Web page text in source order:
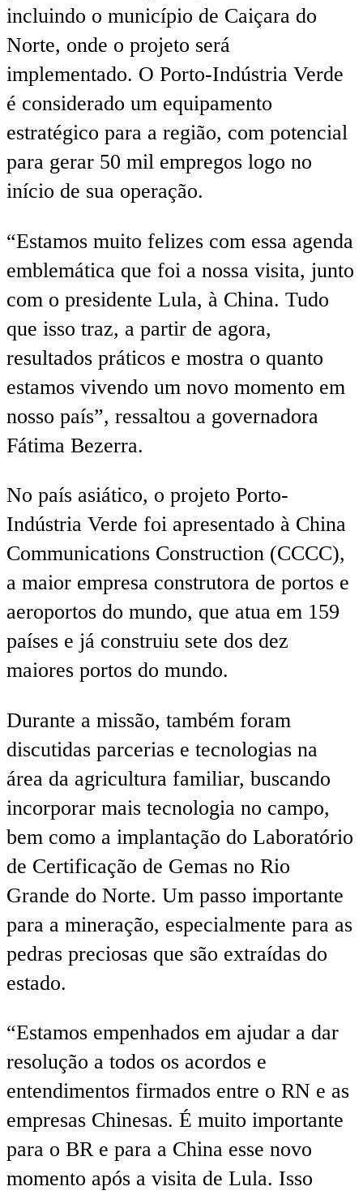
incluindo o município de Caiçara do
Norte, onde o projeto será
implementado. O Porto-Indústria Verde
é considerado um equipamento
estratégico para a região, com potencial
para gerar 50 mil empregos logo no
início de sua operação.
“Estamos muito felizes com essa agenda
emblemática que foi a nossa visita, junto
com o presidente Lula, à China. Tudo
que isso traz, a partir de agora,
resultados práticos e mostra o quanto
estamos vivendo um novo momento em
nosso país”, ressaltou a governadora
Fátima Bezerra.
No país asiático, o projeto Porto-
Indústria Verde foi apresentado à China
Communications Construction (CCCC),
a maior empresa construtora de portos e
aeroportos do mundo, que atua em 159
países e já construiu sete dos dez
maiores portos do mundo.
Durante a missão, também foram
discutidas parcerias e tecnologias na
área da agricultura familiar, buscando
incorporar mais tecnologia no campo,
bem como a implantação do Laboratório
de Certificação de Gemas no Rio
Grande do Norte. Um passo importante
para a mineração, especialmente para as
pedras preciosas que são extraídas do
estado.
“Estamos empenhados em ajudar a dar
resolução a todos os acordos e
entendimentos firmados entre o RN e as
empresas Chinesas. É muito importante
para o BR e para a China esse novo
momento após a visita de Lula. Isso